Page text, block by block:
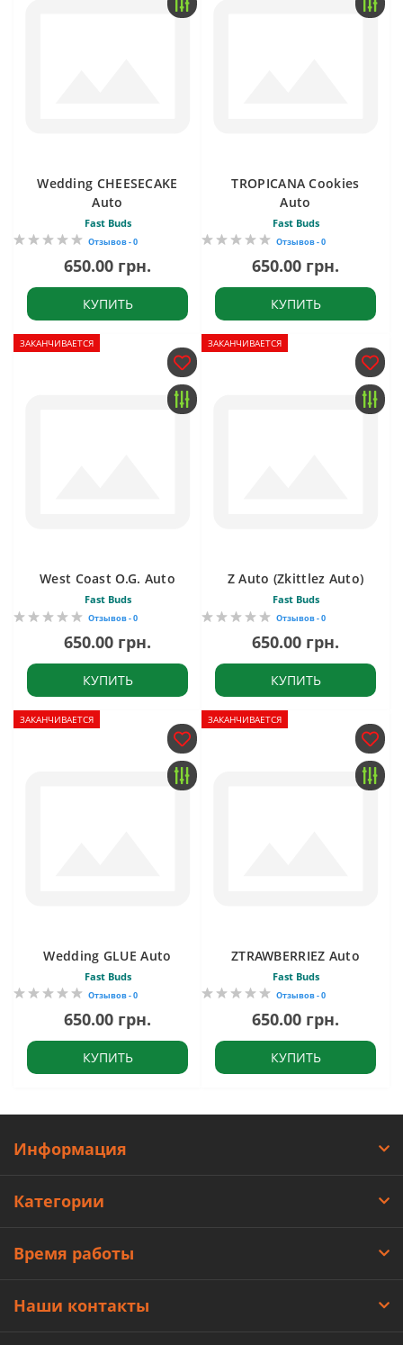
Wedding CHEESECAKE
Auto
Fast Buds
Отзывов - 0
650.00 грн.
КУПИТЬ
TROPICANA Cookies
Auto
Fast Buds
Отзывов - 0
650.00 грн.
КУПИТЬ
ЗАКАНЧИВАЕТСЯ
West Coast O.G. Auto
Fast Buds
Отзывов - 0
650.00 грн.
КУПИТЬ
ЗАКАНЧИВАЕТСЯ
Z Auto (Zkittlez Auto)
Fast Buds
Отзывов - 0
650.00 грн.
КУПИТЬ
ЗАКАНЧИВАЕТСЯ
Wedding GLUE Auto
Fast Buds
Отзывов - 0
650.00 грн.
КУПИТЬ
ЗАКАНЧИВАЕТСЯ
ZTRAWBERRIEZ Auto
Fast Buds
Отзывов - 0
650.00 грн.
КУПИТЬ
Информация
Категории
Время работы
Наши контакты